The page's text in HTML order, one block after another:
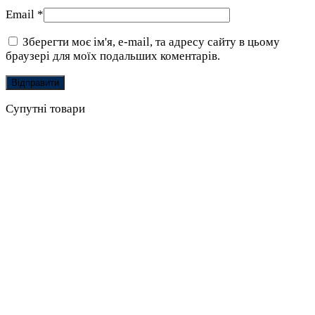
Email *
Зберегти моє ім'я, e-mail, та адресу сайту в цьому
браузері для моїх подальших коментарів.
Супутні товари